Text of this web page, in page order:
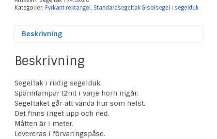
m
Kategorier: Fyrkant rektangel , Standardsegeltak & solsegel i segelduk
Beskrivning
Beskrivning
Segeltak i riktig segelduk.
Spänntampar (2m) i varje hörn ingår.
Segeltaket går att vända hur som helst.
Det finns inget upp och ned.
Måtten är i meter.
Levereras i förvaringspåse.